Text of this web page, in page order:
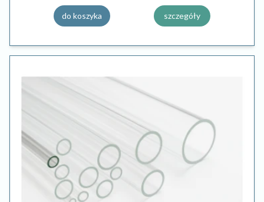
do koszyka szczegóły